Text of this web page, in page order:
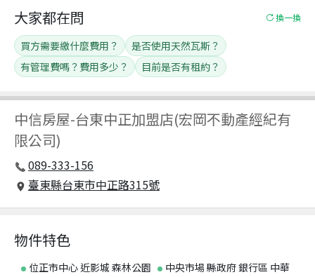
中信房屋-台東中正加盟店(宏岡不動產經紀有
限公司)
089-333-156
臺東縣台東市中正路315號
大家都在問 換一換
買方需要繳什麼費用？
是否使用天然瓦斯？
有管理費嗎？費用多少？
目前是否有租約？
物件特色
位正市中心 近影城 森林公園
中央市場 縣政府 銀行區 中華